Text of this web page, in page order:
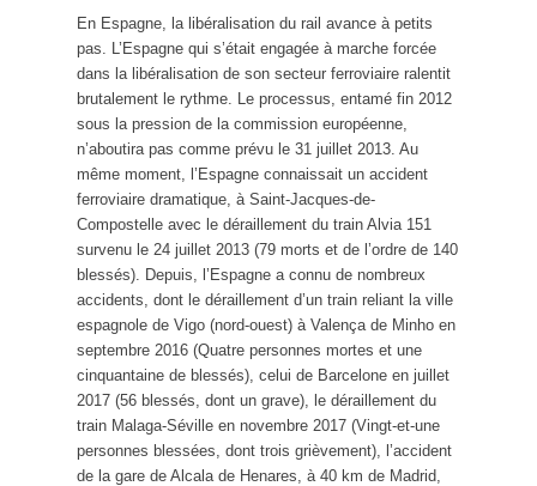
En Espagne, la libéralisation du rail avance à petits
pas. L’Espagne qui s’était engagée à marche forcée
dans la libéralisation de son secteur ferroviaire ralentit
brutalement le rythme. Le processus, entamé fin 2012
sous la pression de la commission européenne,
n’aboutira pas comme prévu le 31 juillet 2013. Au
même moment, l’Espagne connaissait un accident
ferroviaire dramatique, à Saint-Jacques-de-
Compostelle avec le déraillement du train Alvia 151
survenu le 24 juillet 2013 (79 morts et de l’ordre de 140
blessés). Depuis, l’Espagne a connu de nombreux
accidents, dont le déraillement d’un train reliant la ville
espagnole de Vigo (nord-ouest) à Valença de Minho en
septembre 2016 (Quatre personnes mortes et une
cinquantaine de blessés), celui de Barcelone en juillet
2017 (56 blessés, dont un grave), le déraillement du
train Malaga-Séville en novembre 2017 (Vingt-et-une
personnes blessées, dont trois grièvement), l’accident
de la gare de Alcala de Henares, à 40 km de Madrid,